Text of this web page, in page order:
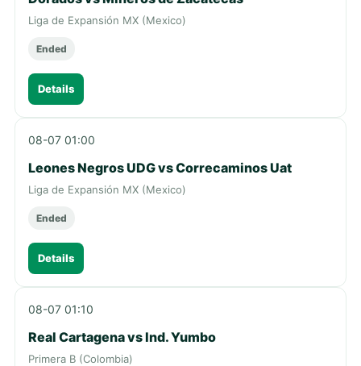
Liga de Expansión MX (Mexico)
Ended
Details
08-07 01:00
Leones Negros UDG vs Correcaminos Uat
Liga de Expansión MX (Mexico)
Ended
Details
08-07 01:10
Real Cartagena vs Ind. Yumbo
Primera B (Colombia)